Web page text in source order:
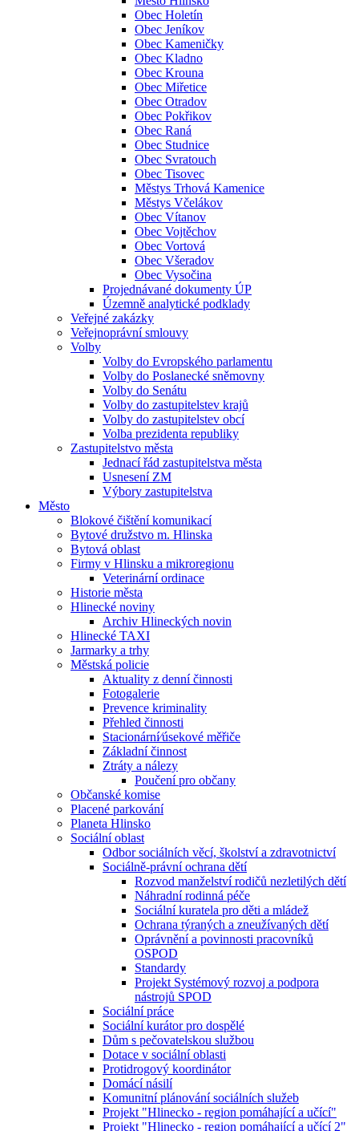
Obec Holetín
Obec Jeníkov
Obec Kameničky
Obec Kladno
Obec Krouna
Obec Miřetice
Obec Otradov
Obec Pokřikov
Obec Raná
Obec Studnice
Obec Svratouch
Obec Tisovec
Městys Trhová Kamenice
Městys Včelákov
Obec Vítanov
Obec Vojtěchov
Obec Vortová
Obec Všeradov
Obec Vysočina
Projednávané dokumenty ÚP
Územně analytické podklady
Veřejné zakázky
Veřejnoprávní smlouvy
Volby
Volby do Evropského parlamentu
Volby do Poslanecké sněmovny
Volby do Senátu
Volby do zastupitelstev krajů
Volby do zastupitelstev obcí
Volba prezidenta republiky
Zastupitelstvo města
Jednací řád zastupitelstva města
Usnesení ZM
Výbory zastupitelstva
Město
Blokové čištění komunikací
Bytové družstvo m. Hlinska
Bytová oblast
Firmy v Hlinsku a mikroregionu
Veterinární ordinace
Historie města
Hlinecké noviny
Archiv Hlineckých novin
Hlinecké TAXI
Jarmarky a trhy
Městská policie
Aktuality z denní činnosti
Fotogalerie
Prevence kriminality
Přehled činnosti
Stacionární⁄úsekové měřiče
Základní činnost
Ztráty a nálezy
Poučení pro občany
Občanské komise
Placené parkování
Planeta Hlinsko
Sociální oblast
Odbor sociálních věcí, školství a zdravotnictví
Sociálně-právní ochrana dětí
Rozvod manželství rodičů nezletilých dětí
Náhradní rodinná péče
Sociální kuratela pro děti a mládež
Ochrana týraných a zneužívaných dětí
Oprávnění a povinnosti pracovníků
OSPOD
Standardy
Projekt Systémový rozvoj a podpora
nástrojů SPOD
Sociální práce
Sociální kurátor pro dospělé
Dům s pečovatelskou službou
Dotace v sociální oblasti
Protidrogový koordinátor
Domácí násilí
Komunitní plánování sociálních služeb
Projekt "Hlinecko - region pomáhající a učící"
Projekt "Hlinecko - region pomáhající a učící 2"